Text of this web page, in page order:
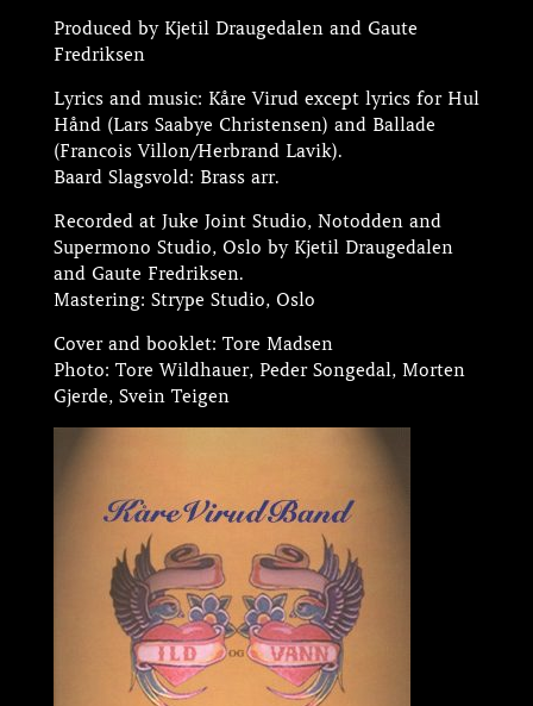
Produced by Kjetil Draugedalen and Gaute
Fredriksen
Lyrics and music: Kåre Virud except lyrics for Hul
Hånd (Lars Saabye Christensen) and Ballade
(Francois Villon/Herbrand Lavik).
Baard Slagsvold: Brass arr.
Recorded at Juke Joint Studio, Notodden and
Supermono Studio, Oslo by Kjetil Draugedalen
and Gaute Fredriksen.
Mastering: Strype Studio, Oslo
Cover and booklet: Tore Madsen
Photo: Tore Wildhauer, Peder Songedal, Morten
Gjerde, Svein Teigen